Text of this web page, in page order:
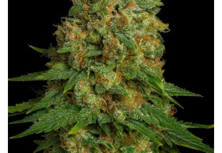
NAJLEPSZE OKAZJE
PROMOCJA TYGODNIA
Dla Początkujących
Indoor w Domu
Outdoor na Dworze